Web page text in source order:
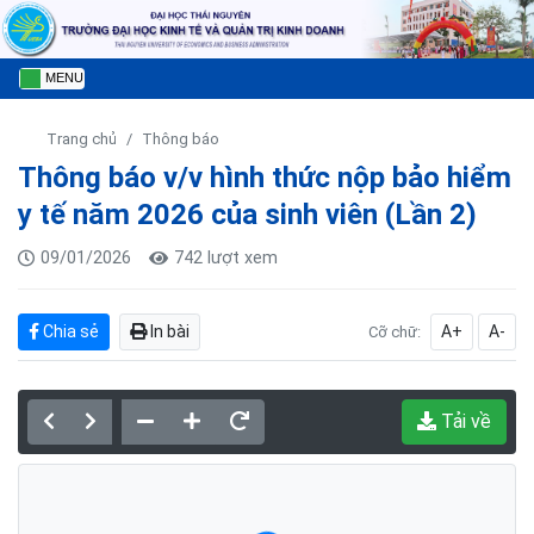
MENU
Trang chủ Thông báo
Thông báo v/v hình thức nộp bảo hiểm
y tế năm 2026 của sinh viên (Lần 2)
09/01/2026 742 lượt xem
Chia sẻ In bài Cỡ chữ: A+ A-
Tải về